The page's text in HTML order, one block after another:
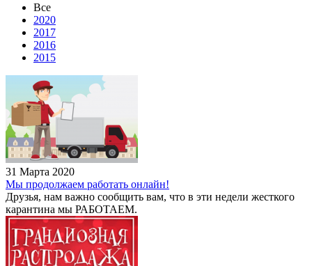
Все
2020
2017
2016
2015
31 Марта 2020
Мы продолжаем работать онлайн!
Друзья, нам важно сообщить вам, что в эти недели жесткого
карантина мы РАБОТАЕМ.